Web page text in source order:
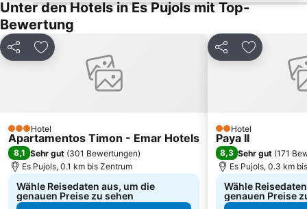
Festes de Sant Antoni de Portmany
Eivissa Jazz
S'Argamassa
Strand von San Vicente
Hippymarkt
Platja des Pouet o Platja des Pueto
Kirche San Agustín de Es Vedrá
Port de Sant Miquel
Port de La Savina
Cala es Cubells
Unter den Hotels in Es Pujols mit Top-
Bewertung
Teilen Zu Favoriten hinzufügen
3 Sterne
Hotel
Apartamentos Timon - Emar Hotels
8,1 Sehr gut (301 Bewertungen)
Es Pujols, 0.1 km bis Zentrum
Wähle Reisedaten aus, um die
genauen Preise zu sehen
Teilen Zu
2 Sterne
Hotel
Paya II
8,3 Sehr gut (171
Es Pujols, 0.3 km
Wähle
genauen Preise